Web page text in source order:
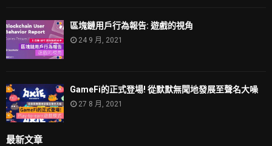
區塊鏈用戶行為報告: 遊戲的視角
24 9 月, 2021
GameFi的正式登場! 從默默無聞地發展至聲名大噪
27 8 月, 2021
最新文章